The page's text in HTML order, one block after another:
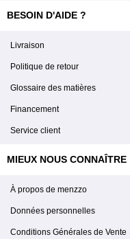
BESOIN D'AIDE ?
Livraison
Politique de retour
Glossaire des matières
Financement
Service client
MIEUX NOUS CONNAÎTRE
À propos de menzzo
Données personnelles
Conditions Générales de Vente